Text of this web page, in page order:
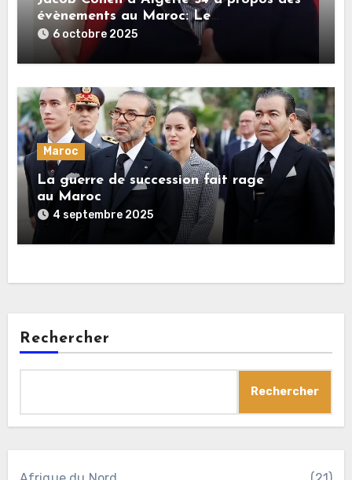
évènements au Maroc: Le
mécontentement est profond au sein de
la jeunesse
6 octobre 2025
Maroc
La guerre de succession fait rage
au Maroc
4 septembre 2025
Rechercher
Rechercher